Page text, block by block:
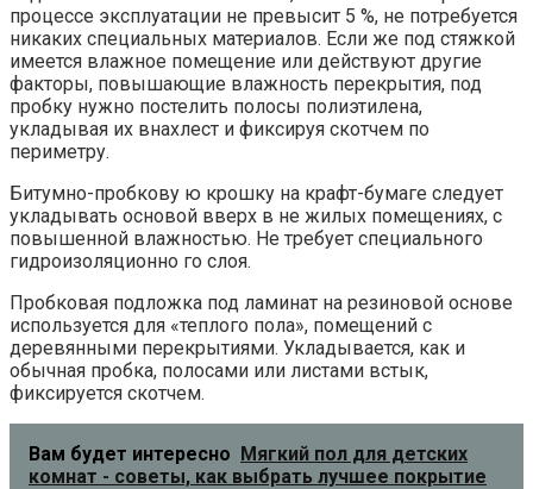
процессе эксплуатации не превысит 5 %, не потребуется
никаких специальных материалов. Если же под стяжкой
имеется влажное помещение или действуют другие
факторы, повышающие влажность перекрытия, под
пробку нужно постелить полосы полиэтилена,
укладывая их внахлест и фиксируя скотчем по
периметру.
Битумно-пробкову ю крошку на крафт-бумаге следует
укладывать основой вверх в не жилых помещениях, с
повышенной влажностью. Не требует специального
гидроизоляционно го слоя.
Пробковая подложка под ламинат на резиновой основе
используется для «теплого пола», помещений с
деревянными перекрытиями. Укладывается, как и
обычная пробка, полосами или листами встык,
фиксируется скотчем.
Вам будет интересно
Мягкий пол для детских
комнат - советы, как выбрать лучшее покрытие